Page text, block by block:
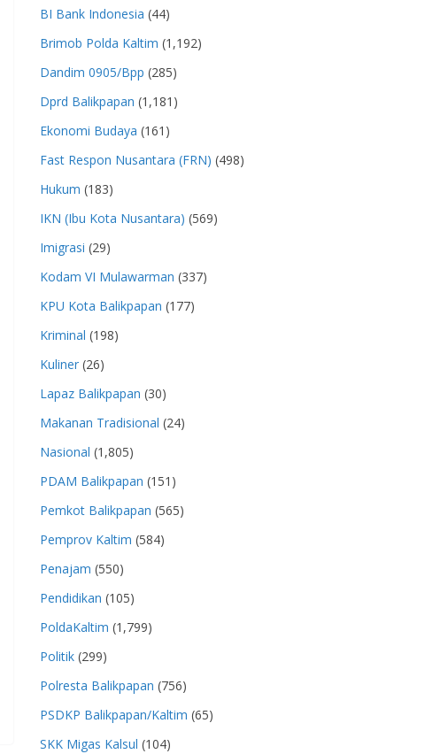
BI Bank Indonesia (44)
Brimob Polda Kaltim (1,192)
Dandim 0905/Bpp (285)
Dprd Balikpapan (1,181)
Ekonomi Budaya (161)
Fast Respon Nusantara (FRN) (498)
Hukum (183)
IKN (Ibu Kota Nusantara) (569)
Imigrasi (29)
Kodam VI Mulawarman (337)
KPU Kota Balikpapan (177)
Kriminal (198)
Kuliner (26)
Lapaz Balikpapan (30)
Makanan Tradisional (24)
Nasional (1,805)
PDAM Balikpapan (151)
Pemkot Balikpapan (565)
Pemprov Kaltim (584)
Penajam (550)
Pendidikan (105)
PoldaKaltim (1,799)
Politik (299)
Polresta Balikpapan (756)
PSDKP Balikpapan/Kaltim (65)
SKK Migas Kalsul (104)